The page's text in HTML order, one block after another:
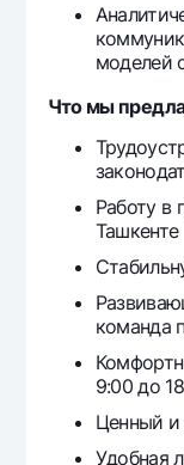
моделей
Что мы
Работу в
Ташкенте
команда
9:00 до
Ценный и
Удобная